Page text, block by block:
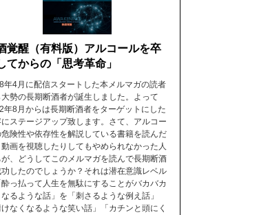
覚醒（有料版）アルコールを卒
てからの「思考革命」
年4月に配信スタートした本メルマガの読者
勢の長期断酒者が誕生しました。よって
年8月からは長期断酒者をターゲットにした
にステージアップ致します。さて、アルコー
危険性や依存性を解説している書籍を読んだ
動画を視聴したりしてもやめられなかった人
、どうしてこのメルマガを読んで長期断酒
功したのでしょうか？それは潜在意識レベル
っ払って人生を無駄にすることがバカバカ
なるような話」を「刺さるような例え話」
けなくなるような笑い話」「カチンと頭にく